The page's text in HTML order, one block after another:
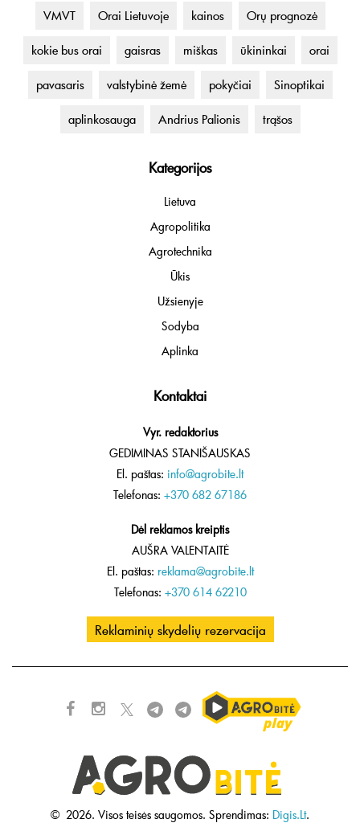
VMVT Orai Lietuvoje kainos Orų prognozė
kokie bus orai gaisras miškas ūkininkai orai
pavasaris valstybinė žemė pokyčiai Sinoptikai
aplinkosauga Andrius Palionis trąšos
Kategorijos
Lietuva
Agropolitika
Agrotechnika
Ūkis
Užsienyje
Sodyba
Aplinka
Kontaktai
Vyr. redaktorius
GEDIMINAS STANIŠAUSKAS
El. paštas: info@agrobite.lt
Telefonas: +370 682 67186
Dėl reklamos kreiptis
AUŠRA VALENTAITĖ
El. paštas: reklama@agrobite.lt
Telefonas: +370 614 62210
Reklaminių skydelių rezervacija
© 2026. Visos teisės saugomos. Sprendimas: Digis.Lt.